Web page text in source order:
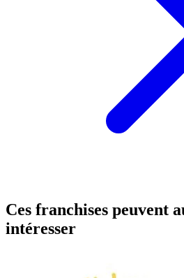
Ces franchises peuvent
intéresser